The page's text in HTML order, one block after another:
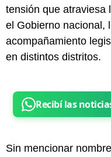
tensión que atraviesa
el Gobierno nacional,
acompañamiento
en distintos distritos.
Sin mencionar